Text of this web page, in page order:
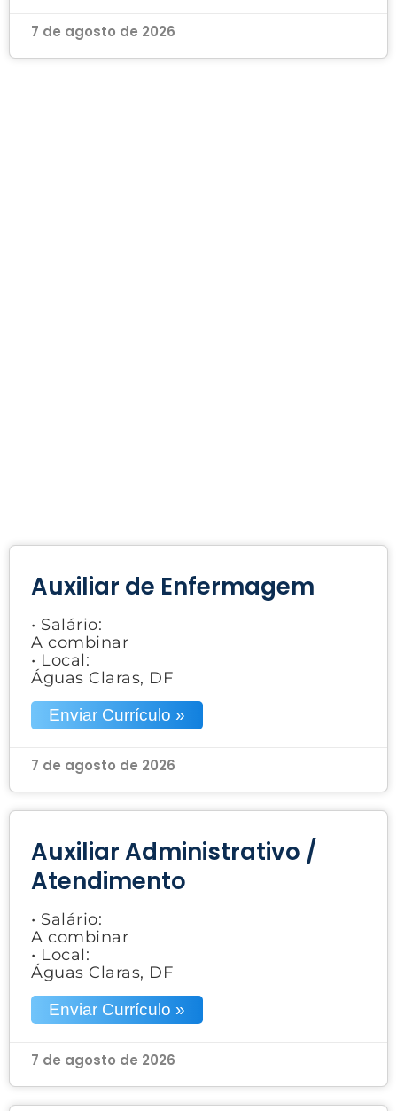
7 de agosto de 2026
Auxiliar de Enfermagem
• Salário:
A combinar
• Local:
Águas Claras, DF
Enviar Currículo »
7 de agosto de 2026
Auxiliar Administrativo /
Atendimento
• Salário:
A combinar
• Local:
Águas Claras, DF
Enviar Currículo »
7 de agosto de 2026